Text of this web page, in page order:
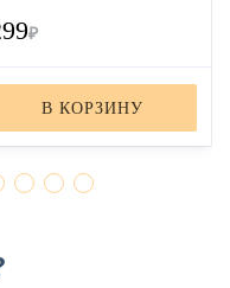
₽
В КОРЗИНУ